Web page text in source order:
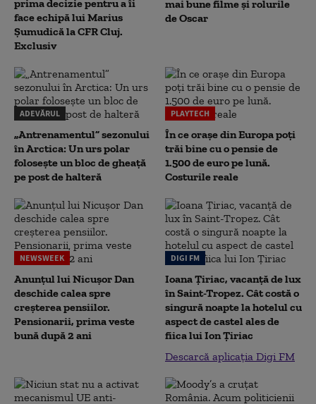
prima decizie pentru a îi
face echipă lui Marius
Șumudică la CFR Cluj.
Exclusiv
mai bune filme și rolurile
de Oscar
ADEVĂRUL
„Antrenamentul” sezonului
în Arctica: Un urs polar
folosește un bloc de gheață
pe post de halteră
PLAYTECH
În ce orașe din Europa poți
trăi bine cu o pensie de
1.500 de euro pe lună.
Costurile reale
NEWSWEEK
Anunțul lui Nicușor Dan
deschide calea spre
creșterea pensiilor.
Pensionarii, prima veste
bună după 2 ani
DIGI FM
Ioana Țiriac, vacanță de lux
în Saint-Tropez. Cât costă o
singură noapte la hotelul cu
aspect de castel ales de
fiica lui Ion Țiriac
Descarcă aplicația Digi FM